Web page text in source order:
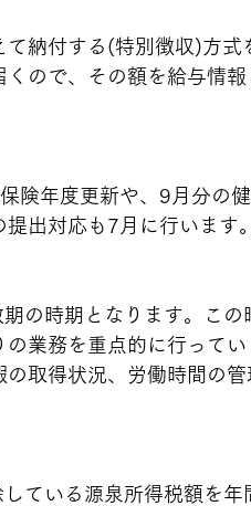
納付する(特別徴収)方式
ので、その額を給与情
険年度更新や、9月分の
出対応も7月に行います。
の時期となります。この
業務を重点的に行ってい
取得状況、労働時間の管
ている源泉所得税額を年